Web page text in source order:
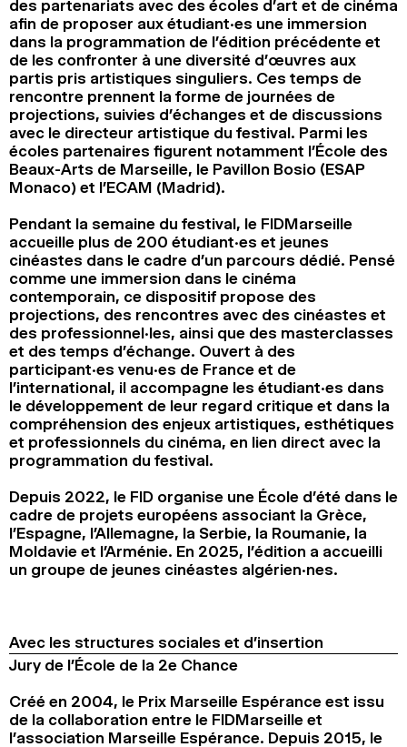
des partenariats avec des écoles d’art et de cinéma
afin de proposer aux étudiant·es une immersion
dans la programmation de l’édition précédente et
de les confronter à une diversité d’œuvres aux
partis pris artistiques singuliers. Ces temps de
rencontre prennent la forme de journées de
projections, suivies d’échanges et de discussions
avec le directeur artistique du festival. Parmi les
écoles partenaires figurent notamment l’École des
Beaux-Arts de Marseille, le Pavillon Bosio (ESAP
Monaco) et l’ECAM (Madrid).
Pendant la semaine du festival, le FIDMarseille
accueille plus de 200 étudiant·es et jeunes
cinéastes dans le cadre d’un parcours dédié. Pensé
comme une immersion dans le cinéma
contemporain, ce dispositif propose des
projections, des rencontres avec des cinéastes et
des professionnel·les, ainsi que des masterclasses
et des temps d’échange. Ouvert à des
participant·es venu·es de France et de
l’international, il accompagne les étudiant·es dans
le développement de leur regard critique et dans la
compréhension des enjeux artistiques, esthétiques
et professionnels du cinéma, en lien direct avec la
programmation du festival.
Depuis 2022, le FID organise une École d’été dans le
cadre de projets européens associant la Grèce,
l’Espagne, l’Allemagne, la Serbie, la Roumanie, la
Moldavie et l’Arménie. En 2025, l’édition a accueilli
un groupe de jeunes cinéastes algérien·nes.
Avec les structures sociales et d’insertion
Jury de l’École de la 2e Chance
Créé en 2004, le Prix Marseille Espérance est issu
de la collaboration entre le FIDMarseille et
l’association Marseille Espérance. Depuis 2015, le